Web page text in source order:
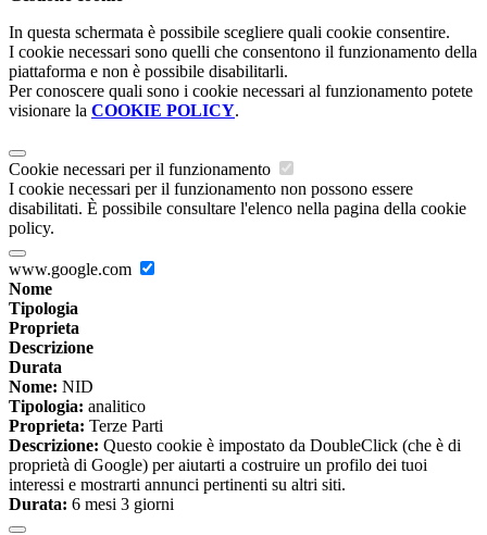
In questa schermata è possibile scegliere quali cookie consentire.
I cookie necessari sono quelli che consentono il funzionamento della
piattaforma e non è possibile disabilitarli.
Per conoscere quali sono i cookie necessari al funzionamento potete
visionare la COOKIE POLICY.
Cookie necessari per il funzionamento
I cookie necessari per il funzionamento non possono essere
disabilitati. È possibile consultare l'elenco nella pagina della cookie
policy.
www.google.com
Nome
Tipologia
Proprieta
Descrizione
Durata
Nome: NID
Tipologia: analitico
Proprieta: Terze Parti
Descrizione: Questo cookie è impostato da DoubleClick (che è di
proprietà di Google) per aiutarti a costruire un profilo dei tuoi
interessi e mostrarti annunci pertinenti su altri siti.
Durata: 6 mesi 3 giorni